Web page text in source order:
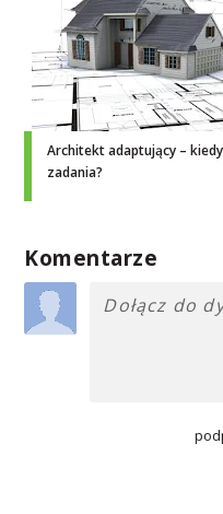
Architekt adaptujący –
zadania?
Komentarze